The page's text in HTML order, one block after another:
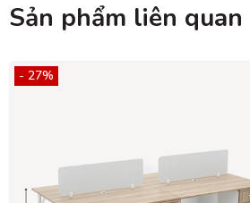
Sản phẩm liên quan
- 27%